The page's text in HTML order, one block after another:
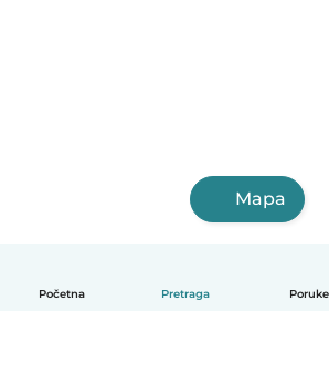
Početna Pretraga Poruke
Mapa